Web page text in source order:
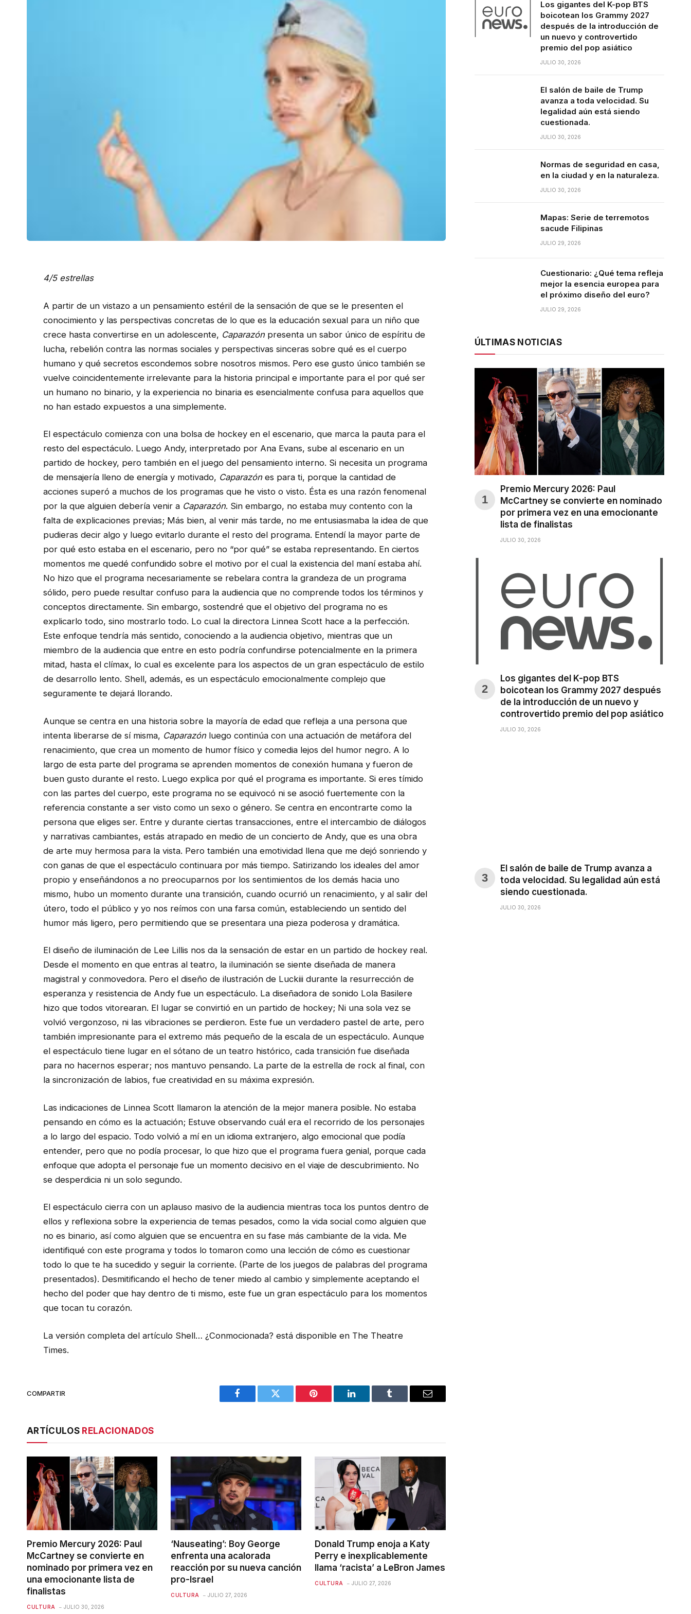
4/5 estrellas
A partir de un vistazo a un pensamiento estéril de la sensación de que se le presenten el
conocimiento y las perspectivas concretas de lo que es la educación sexual para un niño que
crece hasta convertirse en un adolescente, Caparazón presenta un sabor único de espíritu de
lucha, rebelión contra las normas sociales y perspectivas sinceras sobre qué es el cuerpo
humano y qué secretos escondemos sobre nosotros mismos. Pero ese gusto único también se
vuelve coincidentemente irrelevante para la historia principal e importante para el por qué ser
un humano no binario, y la experiencia no binaria es esencialmente confusa para aquellos que
no han estado expuestos a una simplemente.
El espectáculo comienza con una bolsa de hockey en el escenario, que marca la pauta para el
resto del espectáculo. Luego Andy, interpretado por Ana Evans, sube al escenario en un
partido de hockey, pero también en el juego del pensamiento interno. Si necesita un programa
de mensajería lleno de energía y motivado, Caparazón es para ti, porque la cantidad de
acciones superó a muchos de los programas que he visto o visto. Ésta es una razón fenomenal
por la que alguien debería venir a Caparazón. Sin embargo, no estaba muy contento con la
falta de explicaciones previas; Más bien, al venir más tarde, no me entusiasmaba la idea de que
pudieras decir algo y luego evitarlo durante el resto del programa. Entendí la mayor parte de
por qué esto estaba en el escenario, pero no “por qué” se estaba representando. En ciertos
momentos me quedé confundido sobre el motivo por el cual la existencia del maní estaba ahí.
No hizo que el programa necesariamente se rebelara contra la grandeza de un programa
sólido, pero puede resultar confuso para la audiencia que no comprende todos los términos y
conceptos directamente. Sin embargo, sostendré que el objetivo del programa no es
explicarlo todo, sino mostrarlo todo. Lo cual la directora Linnea Scott hace a la perfección.
Este enfoque tendría más sentido, conociendo a la audiencia objetivo, mientras que un
miembro de la audiencia que entre en esto podría confundirse potencialmente en la primera
mitad, hasta el clímax, lo cual es excelente para los aspectos de un gran espectáculo de estilo
de desarrollo lento. Shell, además, es un espectáculo emocionalmente complejo que
seguramente te dejará llorando.
Aunque se centra en una historia sobre la mayoría de edad que refleja a una persona que
intenta liberarse de sí misma, Caparazón luego continúa con una actuación de metáfora del
renacimiento, que crea un momento de humor físico y comedia lejos del humor negro. A lo
largo de esta parte del programa se aprenden momentos de conexión humana y fueron de
buen gusto durante el resto. Luego explica por qué el programa es importante. Si eres tímido
con las partes del cuerpo, este programa no se equivocó ni se asoció fuertemente con la
referencia constante a ser visto como un sexo o género. Se centra en encontrarte como la
persona que eliges ser. Entre y durante ciertas transacciones, entre el intercambio de diálogos
y narrativas cambiantes, estás atrapado en medio de un concierto de Andy, que es una obra
de arte muy hermosa para la vista. Pero también una emotividad llena que me dejó sonriendo y
con ganas de que el espectáculo continuara por más tiempo. Satirizando los ideales del amor
propio y enseñándonos a no preocuparnos por los sentimientos de los demás hacia uno
mismo, hubo un momento durante una transición, cuando ocurrió un renacimiento, y al salir del
útero, todo el público y yo nos reímos con una farsa común, estableciendo un sentido del
humor más ligero, pero permitiendo que se presentara una pieza poderosa y dramática.
El diseño de iluminación de Lee Lillis nos da la sensación de estar en un partido de hockey real.
Desde el momento en que entras al teatro, la iluminación se siente diseñada de manera
magistral y conmovedora. Pero el diseño de ilustración de Luckiii durante la resurrección de
esperanza y resistencia de Andy fue un espectáculo. La diseñadora de sonido Lola Basilere
hizo que todos vitorearan. El lugar se convirtió en un partido de hockey; Ni una sola vez se
volvió vergonzoso, ni las vibraciones se perdieron. Este fue un verdadero pastel de arte, pero
también impresionante para el extremo más pequeño de la escala de un espectáculo. Aunque
el espectáculo tiene lugar en el sótano de un teatro histórico, cada transición fue diseñada
para no hacernos esperar; nos mantuvo pensando. La parte de la estrella de rock al final, con
la sincronización de labios, fue creatividad en su máxima expresión.
Las indicaciones de Linnea Scott llamaron la atención de la mejor manera posible. No estaba
pensando en cómo es la actuación; Estuve observando cuál era el recorrido de los personajes
a lo largo del espacio. Todo volvió a mí en un idioma extranjero, algo emocional que podía
entender, pero que no podía procesar, lo que hizo que el programa fuera genial, porque cada
enfoque que adopta el personaje fue un momento decisivo en el viaje de descubrimiento. No
se desperdicia ni un solo segundo.
El espectáculo cierra con un aplauso masivo de la audiencia mientras toca los puntos dentro de
ellos y reflexiona sobre la experiencia de temas pesados, como la vida social como alguien que
no es binario, así como alguien que se encuentra en su fase más cambiante de la vida. Me
identifiqué con este programa y todos lo tomaron como una lección de cómo es cuestionar
todo lo que te ha sucedido y seguir la corriente. (Parte de los juegos de palabras del programa
presentados). Desmitificando el hecho de tener miedo al cambio y simplemente aceptando el
hecho del poder que hay dentro de ti mismo, este fue un gran espectáculo para los momentos
que tocan tu corazón.
La versión completa del artículo Shell… ¿Conmocionada? está disponible en The Theatre
Times.
COMPARTIR
Facebook Twitter Pinterest LinkedIn Tumblr Email
ARTÍCULOS RELACIONADOS
Premio Mercury 2026: Paul
McCartney se convierte en
nominado por primera vez en
una emocionante lista de
finalistas
CULTURA JULIO 30, 2026
‘Nauseating’: Boy George
enfrenta una acalorada
reacción por su nueva canción
pro-Israel
CULTURA JULIO 27, 2026
Donald Trump enoja a Katy
Perry e inexplicablemente
llama ‘racista’ a LeBron James
CULTURA JULIO 27, 2026
Los gigantes del K-pop BTS
boicotean los Grammy 2027
después de la introducción de
un nuevo y controvertido
premio del pop asiático
JULIO 30, 2026
El salón de baile de Trump
avanza a toda velocidad. Su
legalidad aún está siendo
cuestionada.
JULIO 30, 2026
Normas de seguridad en casa,
en la ciudad y en la naturaleza.
JULIO 30, 2026
Mapas: Serie de terremotos
sacude Filipinas
JULIO 29, 2026
Cuestionario: ¿Qué tema refleja
mejor la esencia europea para
el próximo diseño del euro?
JULIO 29, 2026
ÚLTIMAS NOTICIAS
Premio Mercury 2026: Paul
McCartney se convierte en nominado
por primera vez en una emocionante
lista de finalistas
JULIO 30, 2026
Los gigantes del K-pop BTS
boicotean los Grammy 2027 después
de la introducción de un nuevo y
controvertido premio del pop asiático
JULIO 30, 2026
El salón de baile de Trump avanza a
toda velocidad. Su legalidad aún está
siendo cuestionada.
JULIO 30, 2026